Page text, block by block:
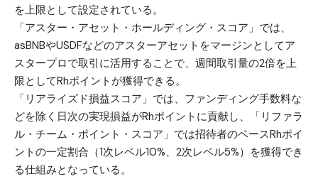
を上限として設定されている。
「アスター・アセット・ホールディング・スコア」では、
asBNBやUSDFなどのアスターアセットをマージンとしてア
スタープロで取引に活用することで、週間取引量の2倍を上
限としてRhポイントが獲得できる。
「リアライズド損益スコア」では、ファンディング手数料な
どを除く日次の実現損益がRhポイントに貢献し、「リファラ
ル・チーム・ポイント・スコア」では招待者のベースRhポイ
ントの一定割合（1次レベル10%、2次レベル5%）を獲得でき
る仕組みとなっている。